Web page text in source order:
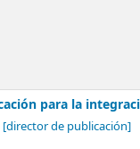
para la
[director de publicación]